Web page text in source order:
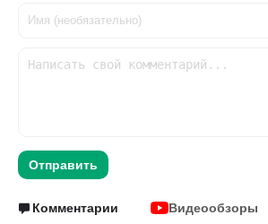
Отправить
Комментарии Видеообзоры